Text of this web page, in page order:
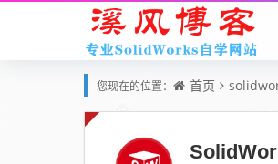
您现在的位置： 首页